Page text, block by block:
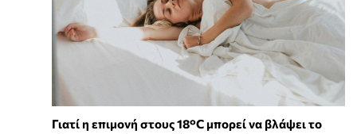
Γιατί η επιμονή στους 18°C μπορεί να βλάψει το